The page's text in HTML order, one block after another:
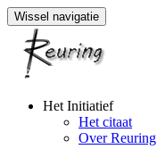
Wissel navigatie
Naar
Het Initiatief
Het citaat
Over Reuring